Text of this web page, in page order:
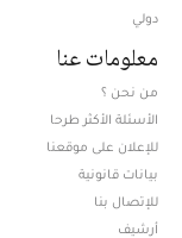
دولي
معلومات عنا
من نحن ؟
الأسئلة الأكثر طرحا
للإعلان على موقعنا
بيانات قانونية
للإتصال بنا
أرشيف